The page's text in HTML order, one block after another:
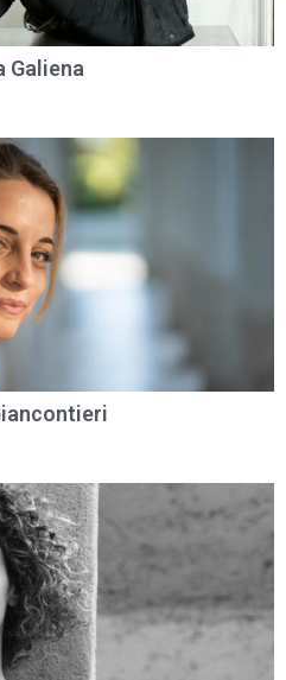
Galiena